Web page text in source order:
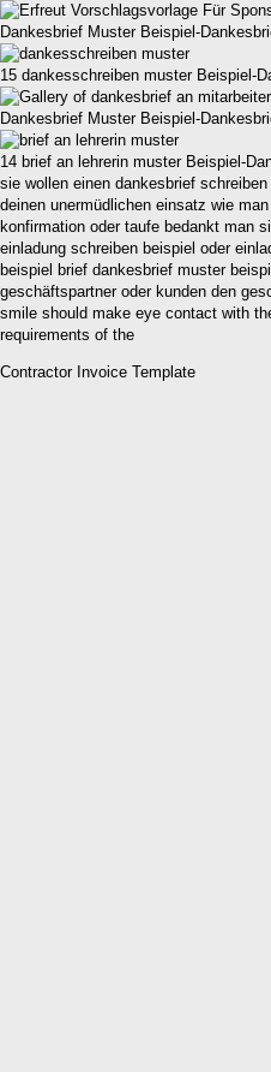
Dankesbrief Muster Beispiel-
15 dankesschreiben muster Beispiel-
Dankesbrief Muster Beispiel-
14 brief an lehrerin muster Beispiel-
sie wollen einen dankesbrief
deinen unermüdlichen einsatz wie
konfirmation oder taufe bedankt man
einladung schreiben beispiel oder
beispiel brief dankesbrief muster
geschäftspartner oder kunden den
smile should make eye contact with
requirements of the
Contractor Invoice Template